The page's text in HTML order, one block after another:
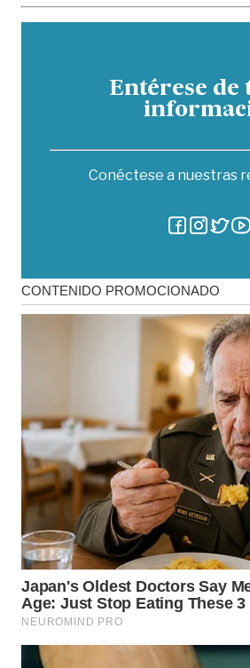
Entérese de
Conéctese a nuestras